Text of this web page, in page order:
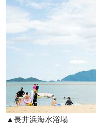
▲長井浜海水浴場